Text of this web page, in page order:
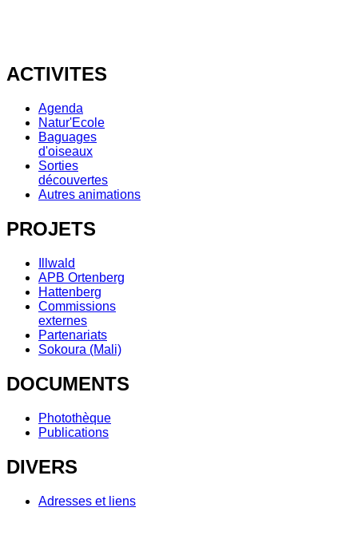
ACTIVITES
Agenda
Natur'Ecole
Baguages
d'oiseaux
Sorties
découvertes
Autres animations
PROJETS
Illwald
APB Ortenberg
Hattenberg
Commissions
externes
Partenariats
Sokoura (Mali)
DOCUMENTS
Photothèque
Publications
DIVERS
Adresses et liens